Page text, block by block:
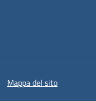
Mappa del sito